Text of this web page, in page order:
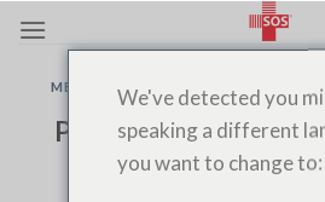
Inhalt
MEDECIN À DOMICILE MEDECIN DE
SOS MEDECIN
Prise de poids :
loge dans le
We've detected you
speaking a different
you want to change to: